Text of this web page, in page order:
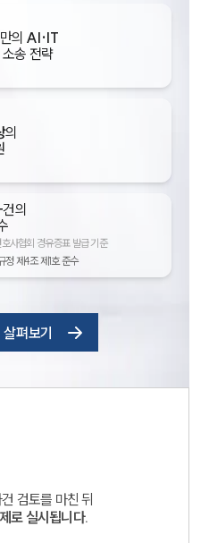
의 AI·IT
송 전략
의
건의
사협회 경유증표 발급 기준
정 제4조 제1호 준수
펴보기
검토를 마친 뒤
로 실시됩니다.